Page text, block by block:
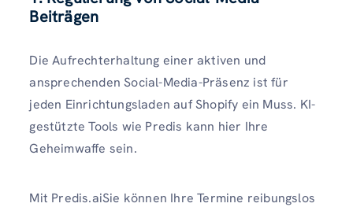
Beiträgen
Die Aufrechterhaltung einer aktiven und
ansprechenden Social-Media-Präsenz ist für
jeden Einrichtungsladen auf Shopify ein Muss. KI-
gestützte Tools wie Predis kann hier Ihre
Geheimwaffe sein.
Mit Predis.aiSie können Ihre Termine reibungslos